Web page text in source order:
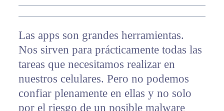
Las apps son grandes herramientas.
Nos sirven para prácticamente todas las
tareas que necesitamos realizar en
nuestros celulares. Pero no podemos
confiar plenamente en ellas y no solo
por el riesgo de un posible malware